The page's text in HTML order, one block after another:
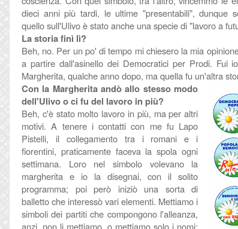
dieci anni più tardi, le ultime "presentabili", dunque
quello sull'Ulivo è stato anche una specie di "lavoro a
La storia finì lì?
Beh, no. Per un po' di tempo mi chiesero la mia
a partire dall'asinello dei Democratici per Prodi. Fui
Margherita, qualche anno dopo, ma quella fu un'altra
Con la Margherita andò allo stesso modo
dell'Ulivo o ci fu del lavoro in più?
Beh, c'è stato molto lavoro in più, ma per altri
motivi. A tenere i contatti con me fu Lapo
Pistelli, il collegamento tra i romani e i
fiorentini, praticamente faceva la spola ogni
settimana. Loro nel simbolo volevano la
margherita e io la disegnai, con il solito
programma; poi però iniziò una sorta di
balletto che interessò vari elementi. Mettiamo i
simboli dei partiti che compongono l'alleanza,
anzi, non li mettiamo, o mettiamo solo i nomi;